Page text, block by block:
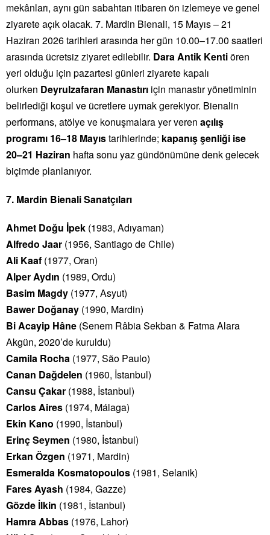
mekânları, aynı gün sabahtan itibaren ön izlemeye ve genel
ziyarete açık olacak. 7. Mardin Bienali, 15 Mayıs – 21
Haziran 2026 tarihleri arasında her gün 10.00–17.00 saatleri
arasında ücretsiz ziyaret edilebilir. Dara Antik Kentiören
yeri olduğu için pazartesi günleri ziyarete kapalı
olurken Deyrulzafaran Manastırı için manastır yönetiminin
belirlediği koşul ve ücretlere uymak gerekiyor. Bienalin
performans, atölye ve konuşmalara yer veren açılış
programı 16–18 Mayıstarihlerinde; kapanış şenliği ise
20–21 Haziran hafta sonu yaz gündönümüne denk gelecek
biçimde planlanıyor.
7. Mardin Bienali Sanatçıları
Ahmet Doğu İpek (1983, Adıyaman)
Alfredo Jaar (1956, Santiago de Chile)
Ali Kaaf (1977, Oran)
Alper Aydın (1989, Ordu)
Basim Magdy (1977, Asyut)
Bawer Doğanay (1990, Mardin)
Bi Acayip Hâne (Senem Râbia Sekban & Fatma Alara
Akgün, 2020’de kuruldu)
Camila Rocha (1977, São Paulo)
Canan Dağdelen (1960, İstanbul)
Cansu Çakar (1988, İstanbul)
Carlos Aires (1974, Málaga)
Ekin Kano (1990, İstanbul)
Erinç Seymen (1980, İstanbul)
Erkan Özgen (1971, Mardin)
Esmeralda Kosmatopoulos (1981, Selanik)
Fares Ayash (1984, Gazze)
Gözde İlkin (1981, İstanbul)
Hamra Abbas (1976, Lahor)